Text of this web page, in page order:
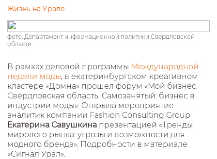
Жизнь на Урале
фото: Департамент информационной политики Свердловской
области
В рамках деловой программы Международной
недели моды, в екатеринбургском креативном
кластере «Домна» прошел форум «Мой бизнес.
Свердловская область. Самозанятый: бизнес в
индустрии моды». Открыла мероприятие
аналитик компании Fashion Consulting Group
Екатерина Савушкина презентацией «Тренды
мирового рынка: угрозы и возможности для
модного бренда». Подробности в материале
«Сигнал Урал».